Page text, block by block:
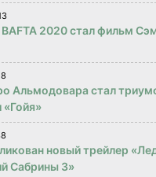
2020 стал фильм
Альмодовара стал
«Гойя»
новый трейлер
Сабрины 3»